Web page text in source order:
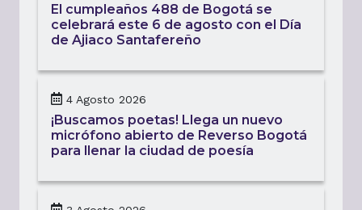
El cumpleaños 488 de Bogotá se
celebrará este 6 de agosto con el Día
de Ajiaco Santafereño
4 Agosto 2026
¡Buscamos poetas! Llega un nuevo
micrófono abierto de Reverso Bogotá
para llenar la ciudad de poesía